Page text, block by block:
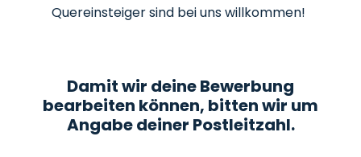
Quereinsteiger sind bei uns willkommen!
Damit wir deine Bewerbung
bearbeiten können, bitten wir um
Angabe deiner Postleitzahl.